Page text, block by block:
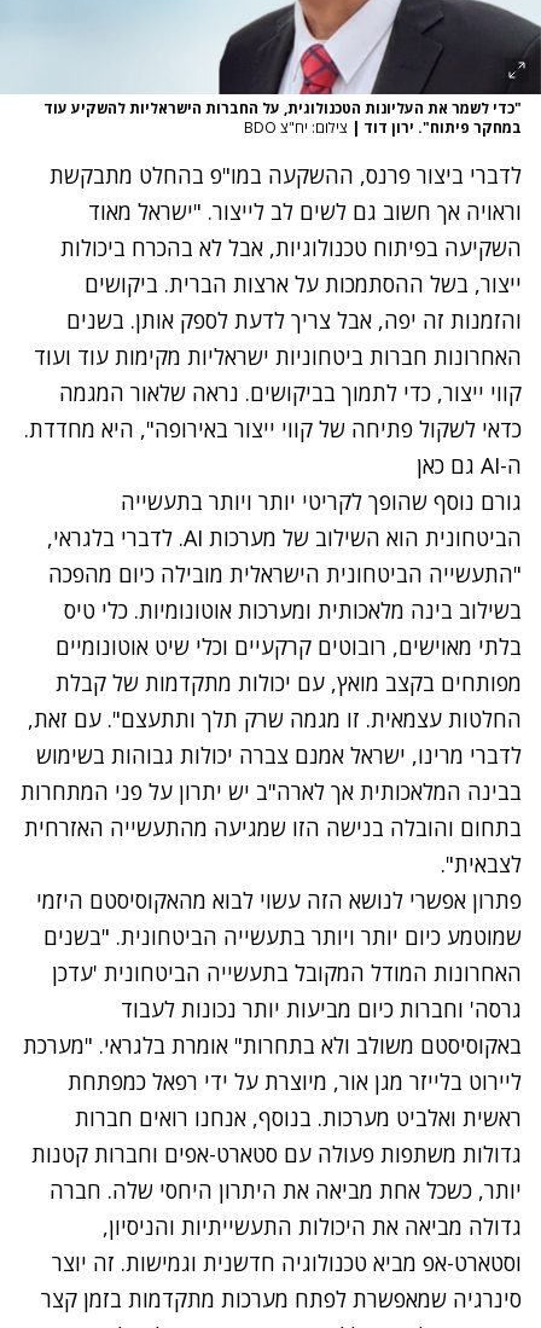
"כדי לשמר את העליונות הטכנולוגית, על החברות הישראליות להשקיע עוד
במחקר פיתוח". ירון דוד | צילום: יח"צ BDO
לדברי ביצור פרנס, ההשקעה במו"פ בהחלט מתבקשת
וראויה אך חשוב גם לשים לב לייצור. "ישראל מאוד
השקיעה בפיתוח טכנולוגיות, אבל לא בהכרח ביכולות
ייצור, בשל ההסתמכות על ארצות הברית. ביקושים
והזמנות זה יפה, אבל צריך לדעת לספק אותן. בשנים
האחרונות חברות ביטחוניות ישראליות מקימות עוד ועוד
קווי ייצור, כדי לתמוך בביקושים. נראה שלאור המגמה
כדאי לשקול פתיחה של קווי ייצור באירופה", היא מחדדת.
ה-AI גם כאן
גורם נוסף שהופך לקריטי יותר ויותר בתעשייה
הביטחונית הוא השילוב של מערכות AI. לדברי בלגראי,
"התעשייה הביטחונית הישראלית מובילה כיום מהפכה
בשילוב בינה מלאכותית ומערכות אוטונומיות. כלי טיס
בלתי מאוישים, רובוטים קרקעיים וכלי שיט אוטונומיים
מפותחים בקצב מואץ, עם יכולות מתקדמות של קבלת
החלטות עצמאית. זו מגמה שרק תלך ותתעצם". עם זאת,
לדברי מרינו, ישראל אמנם צברה יכולות גבוהות בשימוש
בבינה המלאכותית אך לארה"ב יש יתרון על פני המתחרות
בתחום והובלה בנישה הזו שמגיעה מהתעשייה האזרחית
לצבאית".
פתרון אפשרי לנושא הזה עשוי לבוא מהאקוסיסטם היזמי
שמוטמע כיום יותר ויותר בתעשייה הביטחונית. "בשנים
האחרונות המודל המקובל בתעשייה הביטחונית 'עדכן
גרסה' וחברות כיום מביעות יותר נכונות לעבוד
באקוסיסטם משולב ולא בתחרות" אומרת בלגראי. "מערכת
ליירוט בלייזר מגן אור, מיוצרת על ידי רפאל כמפתחת
ראשית ואלביט מערכות. בנוסף, אנחנו רואים חברות
גדולות משתפות פעולה עם סטארט-אפים וחברות קטנות
יותר, כשכל אחת מביאה את היתרון היחסי שלה. חברה
גדולה מביאה את היכולות התעשייתיות והניסיון,
וסטארט-אפ מביא טכנולוגיה חדשנית וגמישות. זה יוצר
סינרגיה שמאפשרת לפתח מערכות מתקדמות בזמן קצר